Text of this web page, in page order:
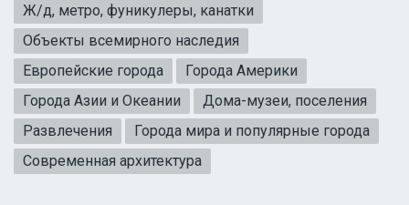
Ж/д, метро, фуникулеры, канатки
Объекты всемирного наследия
Европейские города
Города Америки
Города Азии и Океании
Дома-музеи, поселения
Развлечения
Города мира и популярные города
Современная архитектура